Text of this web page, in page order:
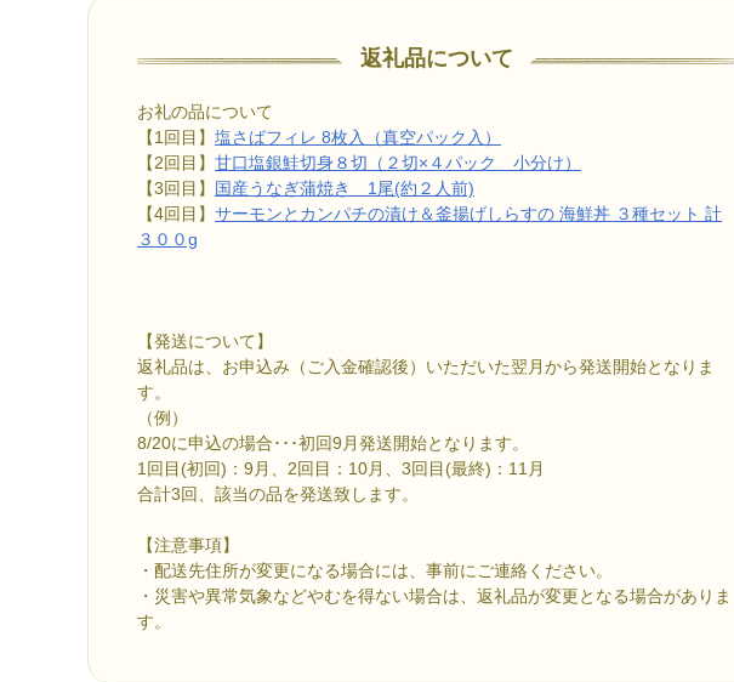
返礼品について
お礼の品について
【1回目】 塩さばフィレ 8枚入（真空パック入）
【2回目】 甘口塩銀鮭切身８切（２切×４パック 小分け）
【3回目】
国産うなぎ蒲焼き 1尾(約２人前)
【4回目】 サーモンとカンパチの漬け＆釜揚げしらすの 海鮮丼 ３種セット 計
３００g
【発送について】
返礼品は、お申込み（ご入金確認後）いただいた翌月から発送開始となりま
す。
（例）
8/20に申込の場合･･･初回9月発送開始となります。
1回目(初回)：9月、2回目：10月、3回目(最終)：11月
合計3回、該当の品を発送致します。
【注意事項】
・配送先住所が変更になる場合には、事前にご連絡ください。
・災害や異常気象などやむを得ない場合は、返礼品が変更となる場合がありま
す。